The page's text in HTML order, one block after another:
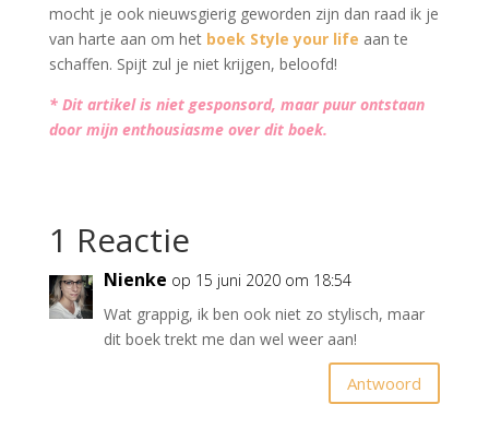
mocht je ook nieuwsgierig geworden zijn dan raad ik je
van harte aan om het boek Style your life aan te
schaffen. Spijt zul je niet krijgen, beloofd!
* Dit artikel is niet gesponsord, maar puur ontstaan
door mijn enthousiasme over dit boek.
1 Reactie
Nienke op 15 juni 2020 om 18:54
Wat grappig, ik ben ook niet zo stylisch, maar
dit boek trekt me dan wel weer aan!
Antwoord